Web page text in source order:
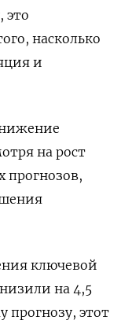
это
насколько
и
на рост
ключевой
на 4,5
прогнозу, этот